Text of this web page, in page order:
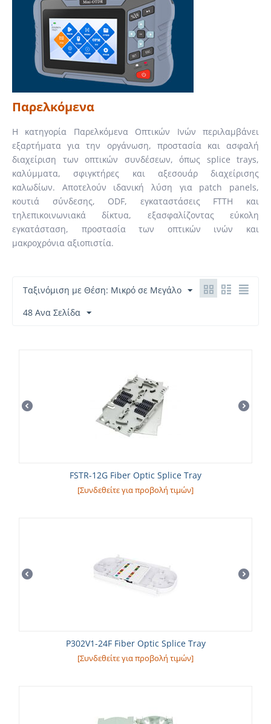
Παρελκόμενα
Η κατηγορία Παρελκόμενα Οπτικών Ινών περιλαμβάνει
εξαρτήματα για την οργάνωση, προστασία και ασφαλή
διαχείριση των οπτικών συνδέσεων, όπως splice trays,
καλύμματα, σφιγκτήρες και αξεσουάρ διαχείρισης
καλωδίων. Αποτελούν ιδανική λύση για patch panels,
κουτιά σύνδεσης, ODF, εγκαταστάσεις FTTH και
τηλεπικοινωνιακά δίκτυα, εξασφαλίζοντας εύκολη
εγκατάσταση, προστασία των οπτικών ινών και
μακροχρόνια αξιοπιστία.
Ταξινόμιση με Θέση: Μικρό σε Μεγάλο
48 Ανα Σελίδα
FSTR-12G Fiber Optic Splice Tray
[Συνδεθείτε για προβολή τιμών]
P302V1-24F Fiber Optic Splice Tray
[Συνδεθείτε για προβολή τιμών]